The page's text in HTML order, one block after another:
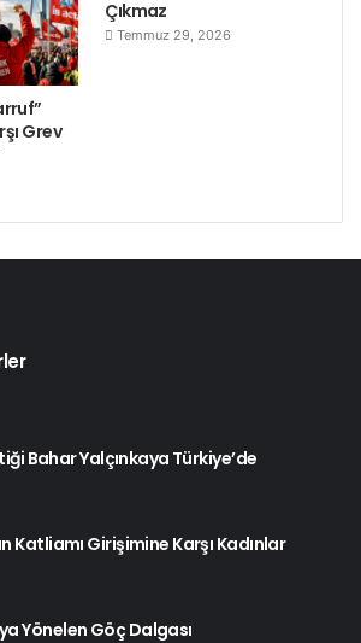
Grev
Çıkmaz
Temmuz 29, 2026
Bahar Yalçınkaya Türkiye’de
Katliamı Girişimine Karşı Kadınlar
Yönelen Göç Dalgası